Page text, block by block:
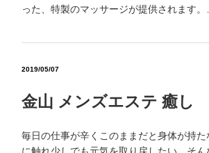
った、特製のマッサージが提供されます
2019/05/07
金山 メンズエステ 癒し
毎日の仕事が辛くこのままだと身体が持た
に触れ少しでも元気を取り戻したい…そん